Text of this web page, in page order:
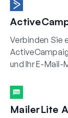
Verbinden Sie
und Ihr E-Mail-
MailerLite